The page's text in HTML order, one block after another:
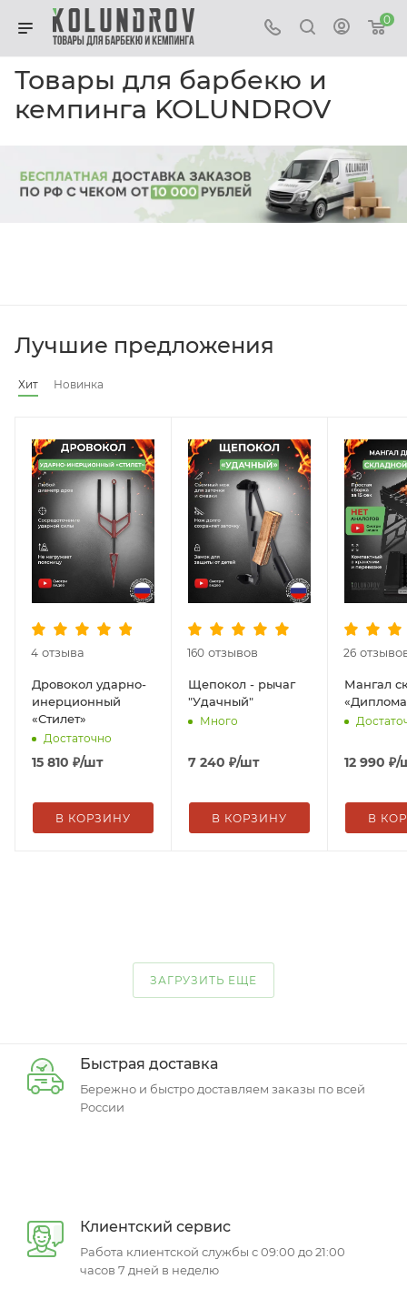
0
Товары для барбекю и
кемпинга KOLUNDROV
Лучшие предложения
Хит Новинка
4 отзыва
Дровокол ударно-
инерционный
«Стилет»
Достаточно
15 810 ₽/шт
В КОРЗИНУ
160 отзывов
Щепокол - рычаг
"Удачный"
Много
7 240 ₽/шт
В КОРЗИНУ
26
Мангал
12 990 ₽/
В
ЗАГРУЗИТЬ ЕЩЕ
Быстрая доставка
Бережно и быстро доставляем заказы по всей
России
Клиентский сервис
Работа клиентской службы с 09:00 до 21:00
часов 7 дней в неделю